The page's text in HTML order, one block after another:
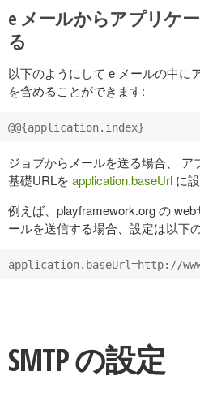
e メールからアプリケ
る
以下のようにして e メールの中に
を含めることができます:
ジョブからメールを送る場合、
基礎URLを application.baseUrl に
例えば、playframework.org の
ールを送信する場合、設定は以下
SMTP の設定